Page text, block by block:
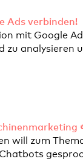
Ads verbinden!
mit Google
zu
will zum